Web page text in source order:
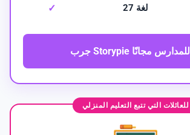
27 لغة
جرب Storypie للمدارس مجانًا
للعائلات التي تتبع التعليم المنزلي